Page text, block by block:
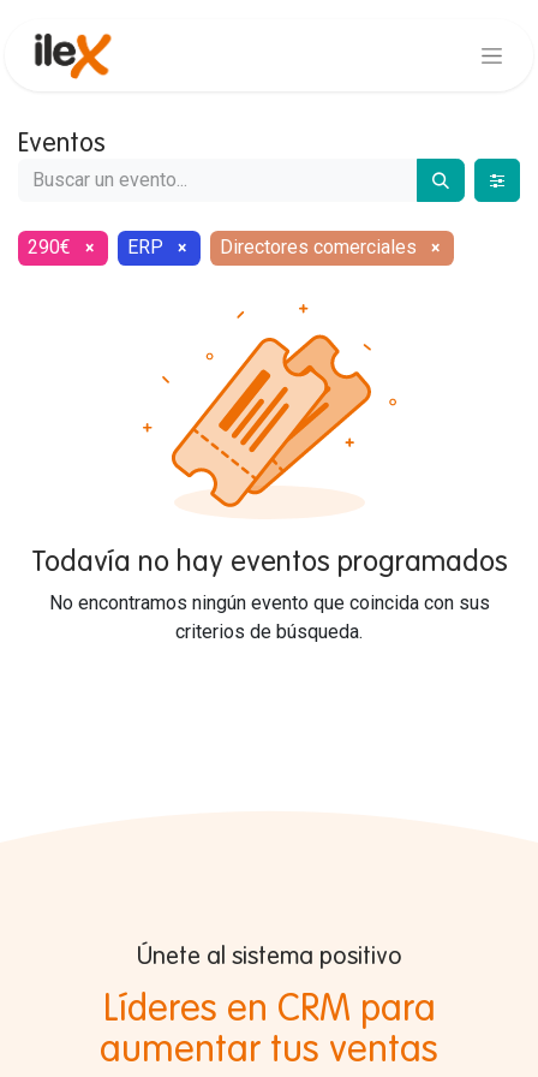
Eventos
290€ × ERP × Directores comerciales ×
Todavía no hay eventos programados
No encontramos ningún evento que coincida con sus
criterios de búsqueda.
Únete al sistema positivo
Líderes en CRM para
aumentar tus ventas